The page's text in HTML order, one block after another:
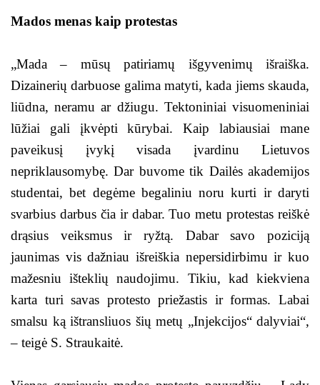
Mados menas kaip protestas
„Mada – mūsų patiriamų išgyvenimų išraiška.
Dizainerių darbuose galima matyti, kada jiems skauda,
liūdna, neramu ar džiugu. Tektoniniai visuomeniniai
lūžiai gali įkvėpti kūrybai. Kaip labiausiai mane
paveikusį įvykį visada įvardinu Lietuvos
nepriklausomybę. Dar buvome tik Dailės akademijos
studentai, bet degėme begaliniu noru kurti ir daryti
svarbius darbus čia ir dabar. Tuo metu protestas reiškė
drąsius veiksmus ir ryžtą. Dabar savo poziciją
jaunimas vis dažniau išreiškia nepersidirbimu ir kuo
mažesniu išteklių naudojimu. Tikiu, kad kiekviena
karta turi savas protesto priežastis ir formas. Labai
smalsu ką ištransliuos šių metų „Injekcijos“ dalyviai“,
– teigė S. Straukaitė.